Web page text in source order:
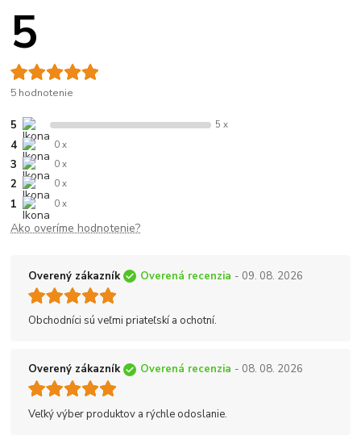
5
5 hodnotenie
5 5 x
4 0 x
3 0 x
2 0 x
1 0 x
Ako overíme hodnotenie?
Overený zákazník Overená recenzia - 09. 08. 2026
Obchodníci sú veľmi priateľskí a ochotní.
Overený zákazník Overená recenzia - 08. 08. 2026
Veľký výber produktov a rýchle odoslanie.